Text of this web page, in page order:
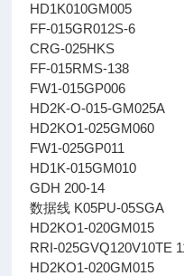
HD1K010GM005
FF-015GR012S-6
CRG-025HKS
FF-015RMS-138
FW1-015GP006
HD2K-O-015-GM025A
HD2KO1-025GM060
FW1-025GP011
HD1K-015GM010
GDH 200-14
数据线 K05PU-05SGA
HD2KO1-020GM015
RRI-025GVQ120V10TE
HD2KO1-020GM015